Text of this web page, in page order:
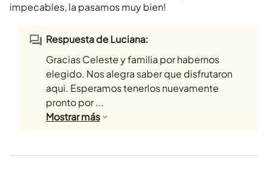
impecables, la pasamos muy bien!
Respuesta de Luciana:
Gracias Celeste y familia por habernos
elegido. Nos alegra saber que disfrutaron
aqui. Esperamos tenerlos nuevamente
pronto por ...
Mostrarmás